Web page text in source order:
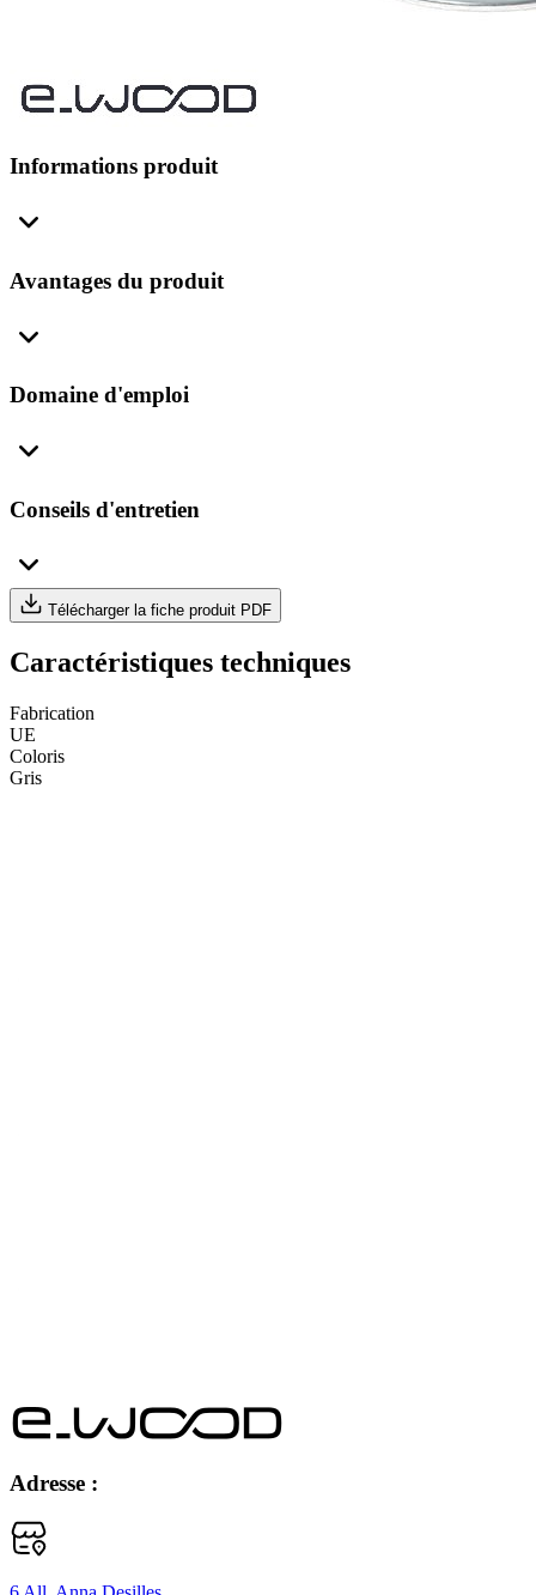
Informations produit
Avantages du produit
Domaine d'emploi
Conseils d'entretien
Télécharger la fiche produit PDF
Caractéristiques techniques
Fabrication
UE
Coloris
Gris
Adresse :